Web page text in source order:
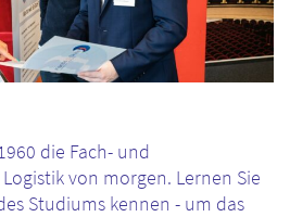
die Fach- und
von morgen. Lernen Sie
Studiums kennen - um das